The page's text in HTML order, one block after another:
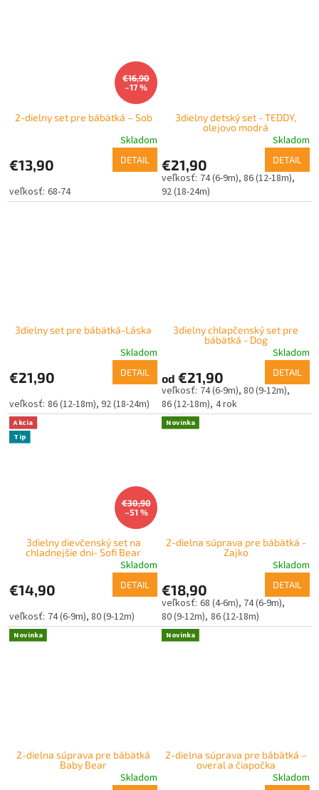
€16,90
–17 %
2-dielny set pre bábätká – Sob
Skladom
€13,90 DETAIL
68-74
3dielny detský set - TEDDY,
olejovo modrá
Skladom
€21,90 DETAIL
74 (6-9m) 86 (12-18m)
92 (18-24m)
3dielny set pre bábätká-Láska
Skladom
€21,90 DETAIL
86 (12-18m) 92 (18-24m)
3dielny chlapčenský set pre
bábätká - Dog
Skladom
od €21,90 DETAIL
74 (6-9m) 80 (9-12m)
86 (12-18m) 4 rok
Akcia
Tip
€30,90
–51 %
3dielny dievčenský set na
chladnejšie dni- Sofi Bear
exclusive (sukňa, čelenka, hnedý
Skladom
€14,90 DETAIL
74 (6-9m) 80 (9-12m)
Novinka
2-dielna súprava pre bábätká -
Zajko
Skladom
€18,90 DETAIL
68 (4-6m) 74 (6-9m)
80 (9-12m) 86 (12-18m)
Novinka
2-dielna súprava pre bábätká
Baby Bear
Skladom
Novinka
2-dielna súprava pre bábätká –
overal a čiapočka
Skladom